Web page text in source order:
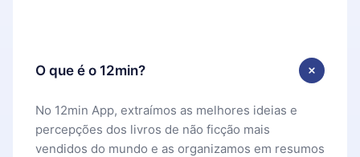
O que é o 12min?
No 12min App, extraímos as melhores ideias e
percepções dos livros de não ficção mais
vendidos do mundo e as organizamos em resumos